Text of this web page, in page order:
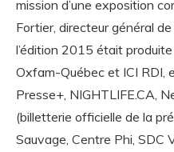
mission d’une exposition
Fortier, directeur général
l’édition 2015 était
Oxfam-Québec et ICI RDI,
Presse+, NIGHTLIFE.CA,
(billetterie officielle de la
Sauvage, Centre Phi, SDC